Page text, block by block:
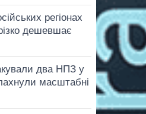
регіонах
дешевшає
два НПЗ у
масштабні